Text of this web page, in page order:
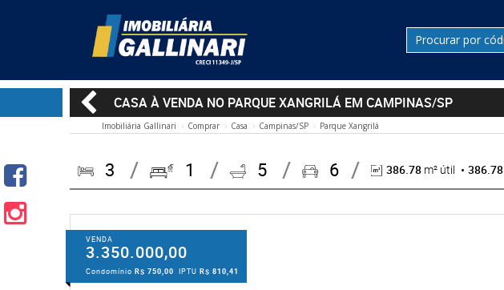
CASA À VENDA NO PARQUE XANGRILÁ EM CAMPINAS/SP
Imobiliária Gallinari Comprar Casa Campinas/SP Parque Xangrilá
3 1 5 6 386.78 m² útil 386.78
VENDA
3.350.000,00
Condomínio R$ 750,00 IPTU R$ 810,41